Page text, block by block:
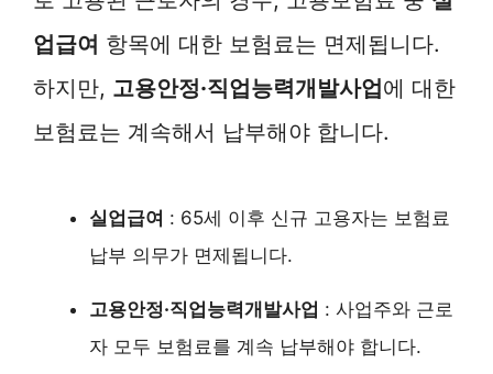
업급여 항목에 대한 보험료는 면제됩니다.
하지만, 고용안정·직업능력개발사업에 대한
보험료는 계속해서 납부해야 합니다.
실업급여 : 65세 이후 신규 고용자는 보험료
납부 의무가 면제됩니다.
고용안정·직업능력개발사업 : 사업주와 근로
자 모두 보험료를 계속 납부해야 합니다.